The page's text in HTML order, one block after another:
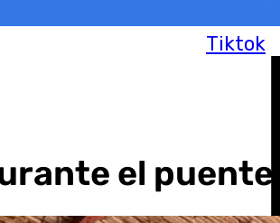
Tiktok
el